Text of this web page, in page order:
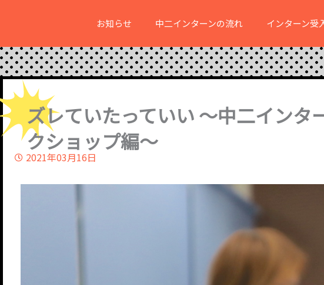
ス
キ
プ
お知らせ 中二インターンの流れ インターン受
ズレていたっていい 〜中二イン
クショップ編〜
2021年03月16日